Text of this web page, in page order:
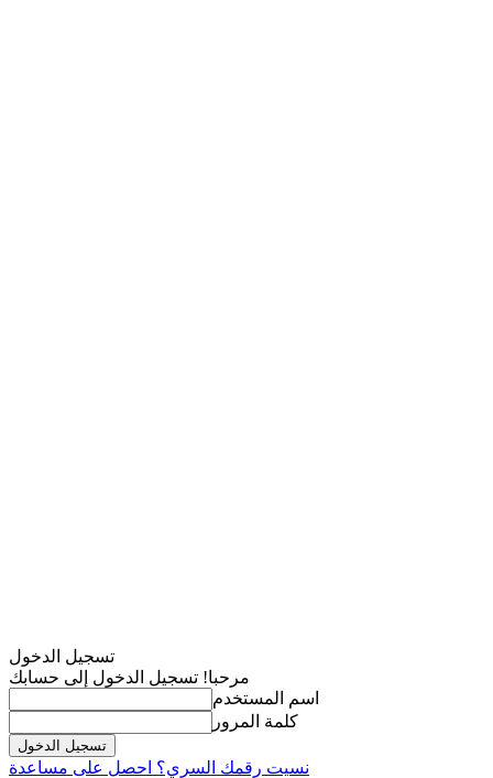
تسجيل الدخول
مرحبا! تسجيل الدخول إلى حسابك
اسم المستخدم
كلمة المرور
نسيت رقمك السري؟ احصل على مساعدة